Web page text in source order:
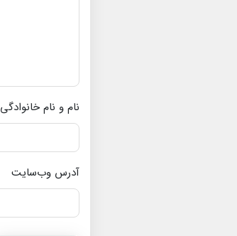
نام و نام خانوادگی
آدرس وب‌سایت